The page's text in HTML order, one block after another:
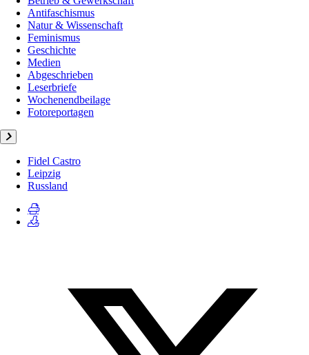
Antifaschismus
Natur & Wissenschaft
Feminismus
Geschichte
Medien
Abgeschrieben
Leserbriefe
Wochenendbeilage
Fotoreportagen
Fidel Castro
Leipzig
Russland